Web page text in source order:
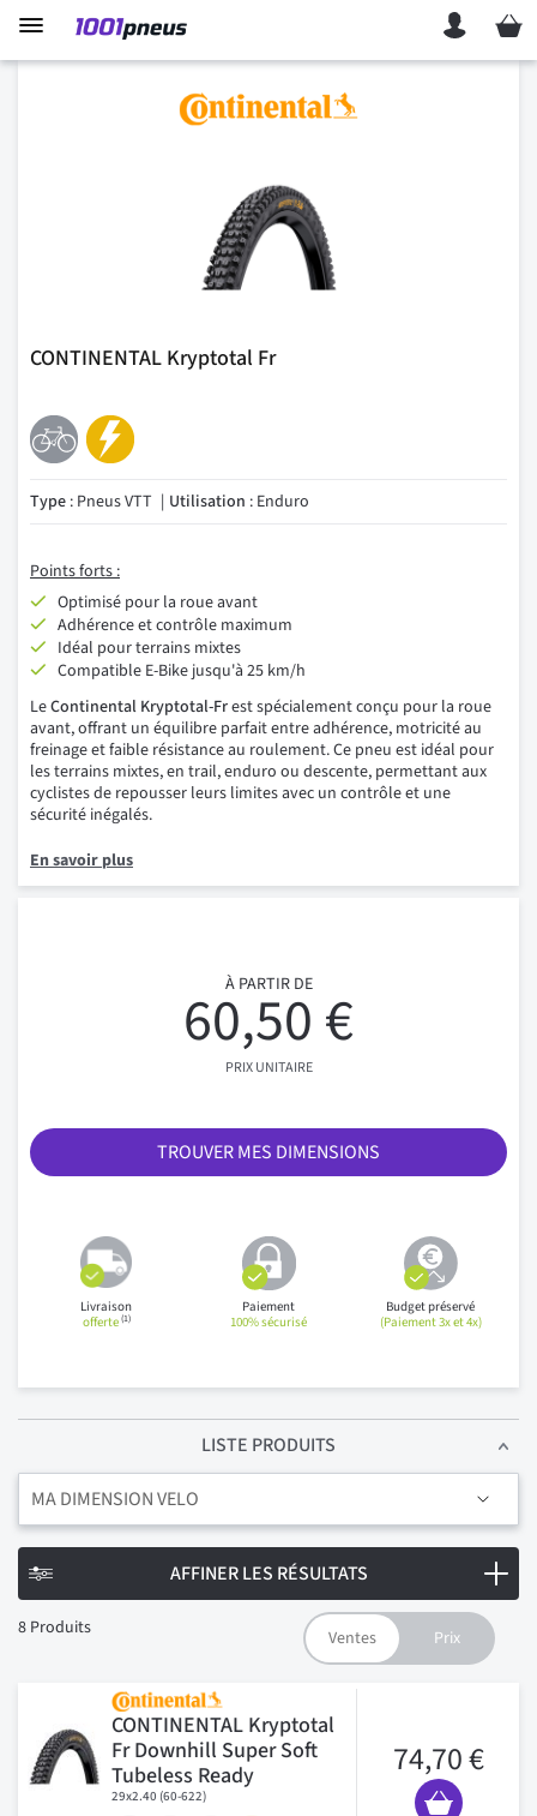
Mon
CONTINENTAL Kryptotal Fr
Type : Pneus VTT Utilisation : Enduro
Points forts :
Optimisé pour la roue avant
Adhérence et contrôle maximum
Idéal pour terrains mixtes
Compatible E-Bike jusqu'à 25 km/h
LeContinental Kryptotal-Frest spécialement conçu pour la roue
avant, offrant un équilibre parfait entre adhérence, motricité au
freinage et faible résistance au roulement. Ce pneu est idéal pour
les terrains mixtes, en trail, enduro ou descente, permettant aux
cyclistes de repousser leurs limites avec un contrôle et une
sécurité inégalés.
En savoir plus
À PARTIR DE
60,50 €
PRIX UNITAIRE
TROUVER MES DIMENSIONS
Livraison
offerte(1)
Paiement
100% sécurisé
Budget préservé
(Paiement 3x et 4x)
LISTE PRODUITS
8 Produits
CONTINENTAL Kryptotal
Fr Downhill Super Soft
Tubeless Ready
29x2.40 (60-622)
74,70 €
MA DIMENSION VELO
AFFINER LES RÉSULTATS